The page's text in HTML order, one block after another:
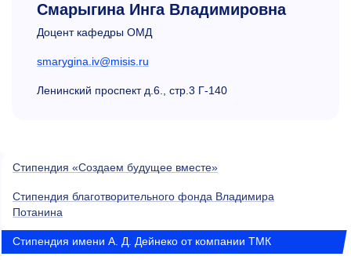
Смарыгина Инга Владимировна
Доцент кафедры ОМД
smarygina.iv@misis.ru
Ленинский проспект д.6., стр.3 Г-140
Стипендия «Создаем будущее вместе»
Стипендия благотворительного фонда Владимира
Потанина
Cтипендия имени А. Д. Дейнеко от компании ТМК